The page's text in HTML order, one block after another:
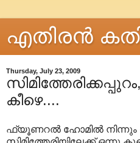
എതിരന്‍
Thursday, July 23, 2009
കീഴെ....
ഫ്യൂണറൽ ഹോമിൽ നിന്നും